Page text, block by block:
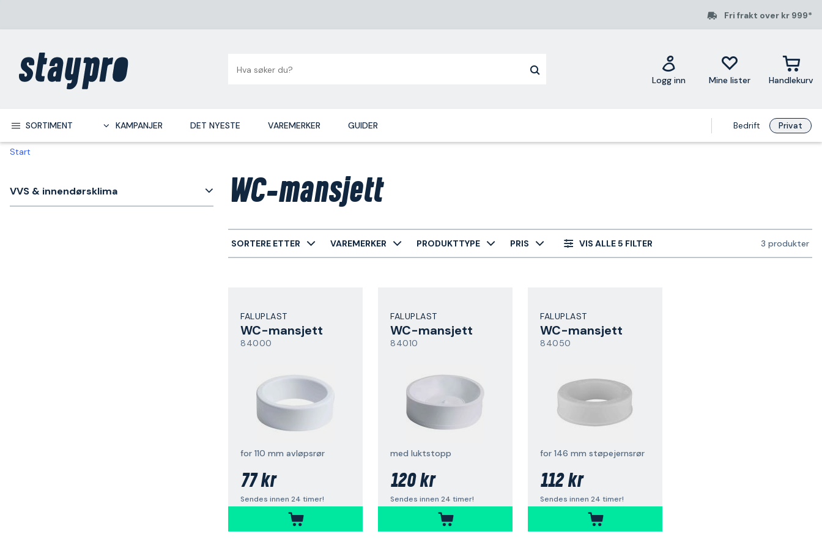
Fri frakt over kr 999*
Logg inn Mine lister Handlekurv
SORTIMENT KAMPANJER DET NYESTE VAREMERKER GUIDER Bedrift Privat
Start
VVS & innendørsklima WC-mansjett
SORTERE ETTER VAREMERKER PRODUKTTYPE PRIS VIS ALLE 5 FILTER 3 produkter
FALUPLAST
WC-mansjett
84000
for 110 mm avløpsrør
77 kr
Sendes innen 24 timer!
FALUPLAST
WC-mansjett
84010
med luktstopp
120 kr
Sendes innen 24 timer!
FALUPLAST
WC-mansjett
84050
for 146 mm støpejernsrør
112 kr
Sendes innen 24 timer!